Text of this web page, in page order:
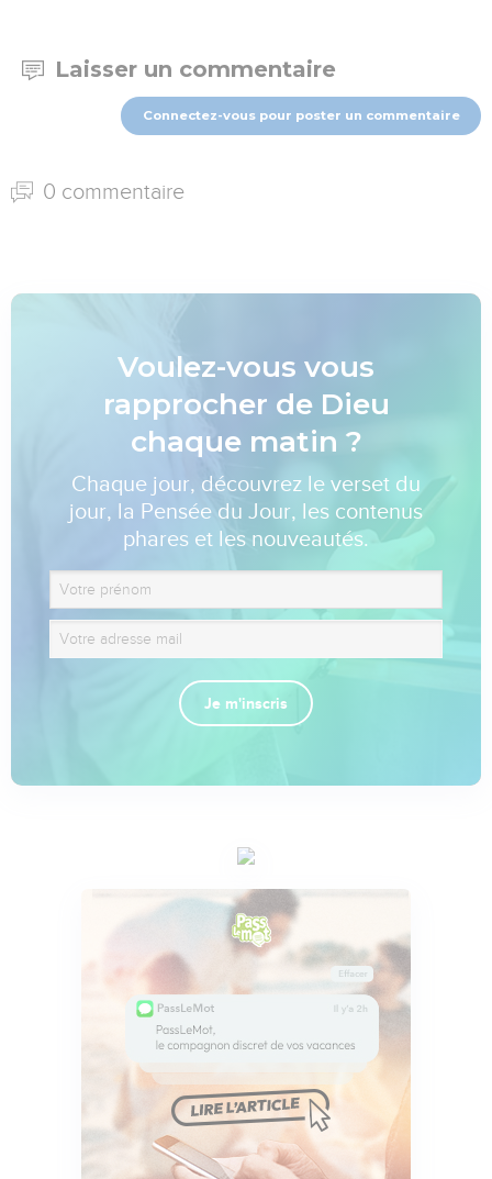
Laisser un commentaire
Connectez-vous pour poster un commentaire
0 commentaire
Voulez-vous vous
rapprocher de Dieu
chaque matin ?
Chaque jour, découvrez le verset du
jour, la Pensée du Jour, les contenus
phares et les nouveautés.
Je m'inscris